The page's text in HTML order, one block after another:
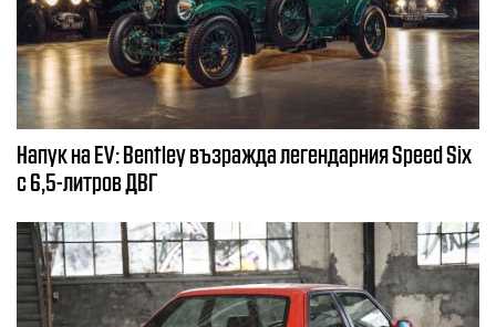
Напук на EV: Bentley възражда легендарния Speed Six
с 6,5-литров ДВГ